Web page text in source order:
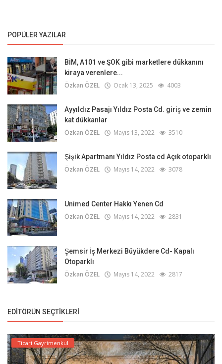
POPÜLER YAZILAR
BİM, A101 ve ŞOK gibi marketlere dükkanını
kiraya verenlere...
Özkan ÖZEL Ocak 13, 2025 4003
Ayyıldız Pasajı Yıldız Posta Cd. giriş ve zemin
kat dükkanlar
Özkan ÖZEL Mayıs 13, 2022 3510
Şişik Apartmanı Yıldız Posta cd Açık otoparklı
Özkan ÖZEL Mayıs 14, 2022 3078
Unimed Center Hakkı Yenen Cd
Özkan ÖZEL Mayıs 14, 2022 2831
Şemsir İş Merkezi Büyükdere Cd- Kapalı
Otoparklı
Özkan ÖZEL Mayıs 14, 2022 2817
EDITÖRÜN SEÇTIKLERI
Ticari Gayrimenkul